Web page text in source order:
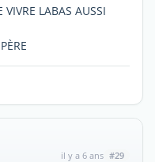
LABAS AUSSI
il y a 6 ans #29